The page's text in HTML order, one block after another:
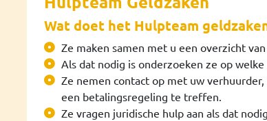
Wat doet het Hulpteam
Ze maken samen met u een overzicht
Als dat nodig is onderzoeken ze op
Ze nemen contact op met uw
een betalingsregeling te treffen.
Ze vragen juridische hulp aan als dat